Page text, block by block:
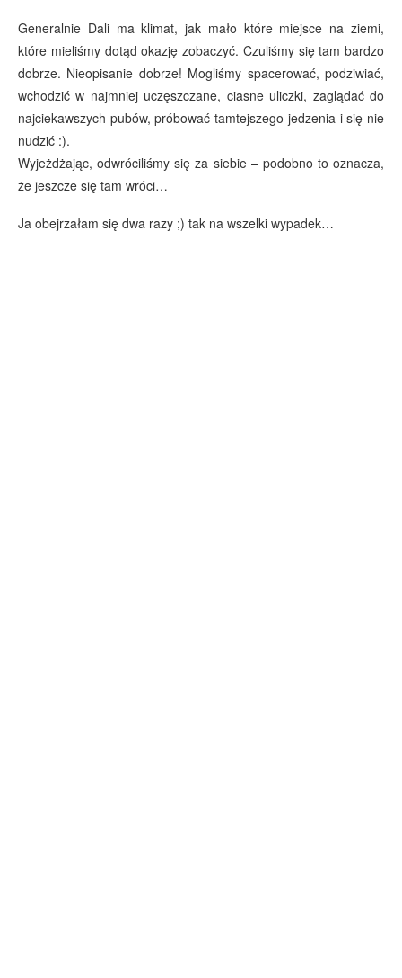
Generalnie Dali ma klimat, jak mało które miejsce na ziemi,
które mieliśmy dotąd okazję zobaczyć. Czuliśmy się tam bardzo
dobrze. Nieopisanie dobrze! Mogliśmy spacerować, podziwiać,
wchodzić w najmniej uczęszczane, ciasne uliczki, zaglądać do
najciekawszych pubów, próbować tamtejszego jedzenia i się nie
nudzić :).
Wyjeżdżając, odwróciliśmy się za siebie – podobno to oznacza,
że jeszcze się tam wróci…
Ja obejrzałam się dwa razy ;) tak na wszelki wypadek…